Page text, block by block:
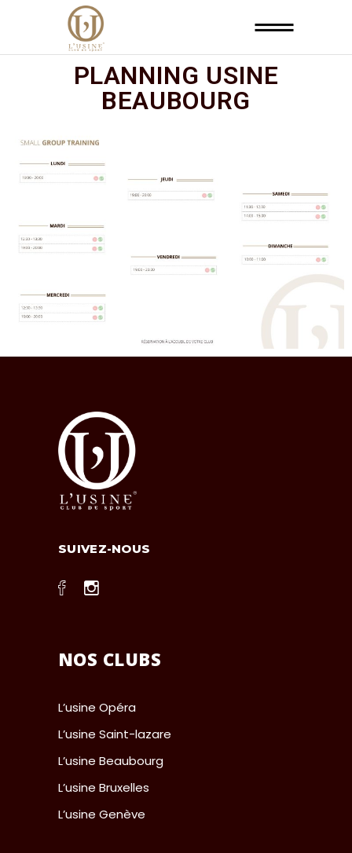
PLANNING USINE
BEAUBOURG
SUIVEZ-NOUS
NOS CLUBS
L’usine Opéra
L’usine Saint-lazare
L’usine Beaubourg
L’usine Bruxelles
L’usine Genève